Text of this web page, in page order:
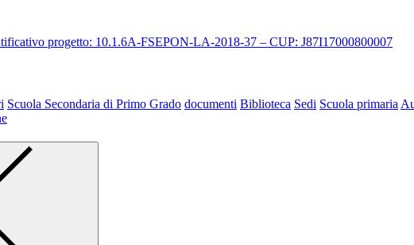
progetto: 10.1.6A-FSEPON-LA-2018-37 – CUP: J87I17000800007
Scuola Secondaria di Primo Grado documenti Biblioteca Sedi Scuola primaria